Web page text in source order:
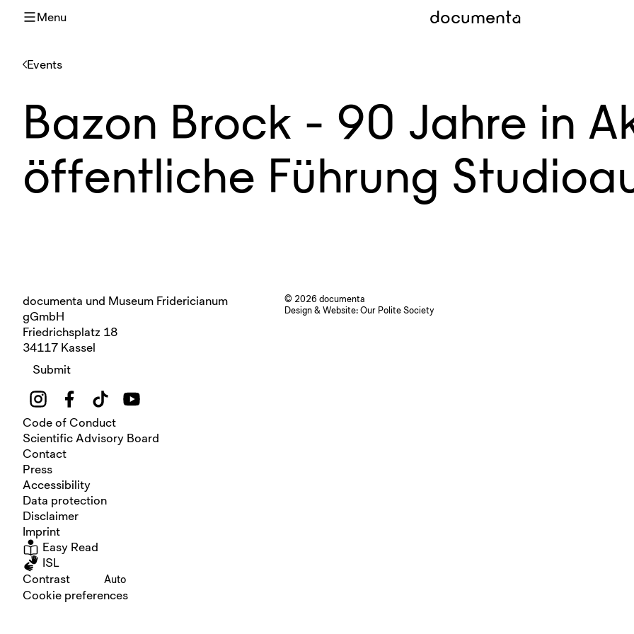
Menu documenta
Events
Bazon Brock - 90 Jahre in
öffentliche Führung
documenta und Museum Fridericianum
gGmbH
Friedrichsplatz 18
34117 Kassel
Submit
Code of Conduct
Scientific Advisory Board
Contact
Press
Accessibility
Data protection
Disclaimer
Imprint
Easy Read
ISL
Contrast
Auto
Cookie preferences
© 2026 documenta
Design & Website:Our Polite Society